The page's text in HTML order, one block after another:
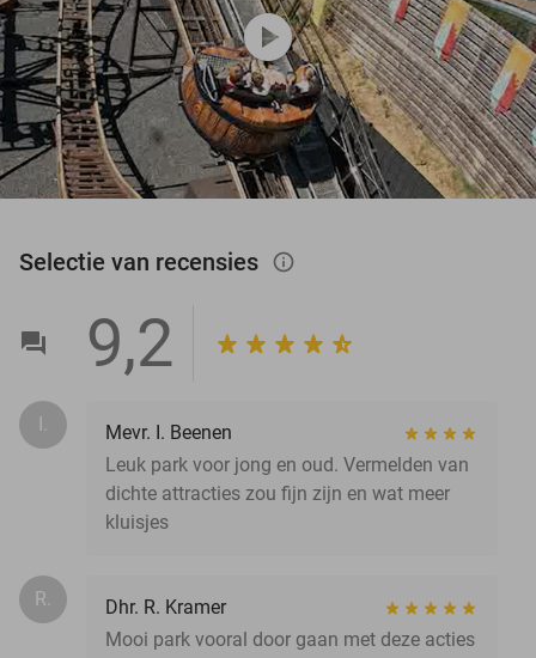
play_circle
Selectie van recensies info_outlined
9,2
I.
Mevr. I. Beenen
Leuk park voor jong en oud. Vermelden van
dichte attracties zou fijn zijn en wat meer
kluisjes
R.
Dhr. R. Kramer
Mooi park vooral door gaan met deze acties